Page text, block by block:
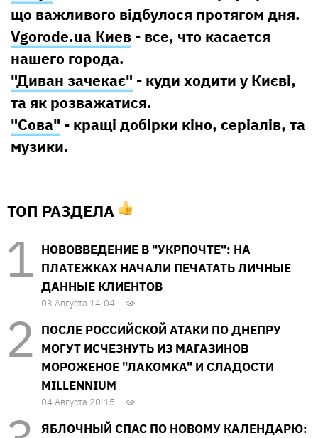
що важливого відбулося протягом дня.
Vgorode.ua Киев - все, что касается
нашего города.
"Диван зачекає" - куди ходити у Києві,
та як розважатися.
"Сова" - кращі добірки кіно, серіалів, та
музики.
ТОП РАЗДЕЛА
НОВОВВЕДЕНИЕ В "УКРПОЧТЕ": НА
ПЛАТЕЖКАХ НАЧАЛИ ПЕЧАТАТЬ ЛИЧНЫЕ
ДАННЫЕ КЛИЕНТОВ
03 Августа 14:04
ПОСЛЕ РОССИЙСКОЙ АТАКИ ПО ДНЕПРУ
МОГУТ ИСЧЕЗНУТЬ ИЗ МАГАЗИНОВ
МОРОЖЕНОЕ "ЛАКОМКА" И СЛАДОСТИ
MILLENNIUM
04 Августа 20:15
ЯБЛОЧНЫЙ СПАС ПО НОВОМУ КАЛЕНДАРЮ: